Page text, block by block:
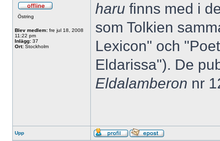
Östring
Blev medlem: fre jul 18, 2008
11:22 pm
Inlägg: 37
Ort: Stockholm
haru finns med i
som Tolkien
Lexicon" och
Eldarissa"). De
Eldalamberon nr
Upp